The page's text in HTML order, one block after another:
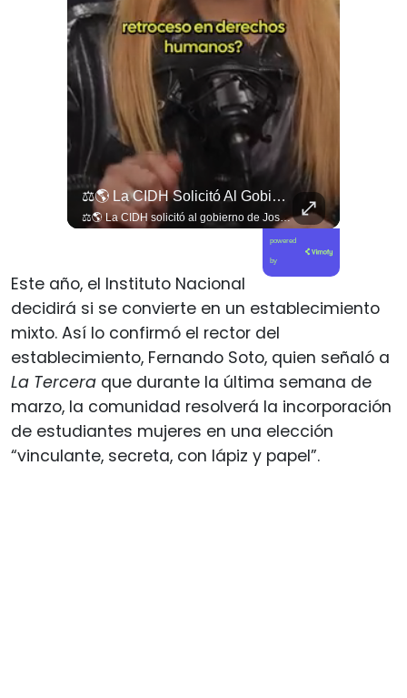
⚖️🌎 La CIDH Solicitó Al Gobierno De José Antonio Kast Información Detallada Sobre Cambios Institucionales Y Recortes En Materia De Derechos Humanos, Tras Una Audiencia...
⚖️🌎 La CIDH solicitó al gobierno de José Antonio Kast información detallada sobre cambios institucionales y recortes en materia de derechos humanos, tras una audiencia con organizaciones y representantes del Estado. 📄🇨🇱 👉 Descubre más en elciudadano.com y en Tu Canal Ciudadano
powered
by
Este año, el Instituto Nacional
decidirá si se convierte en un establecimiento
mixto. Así lo confirmó el rector del
establecimiento, Fernando Soto, quien señaló a
La Tercera que durante la última semana de
marzo, la comunidad resolverá la incorporación
de estudiantes mujeres en una elección
“vinculante, secreta, con lápiz y papel”.